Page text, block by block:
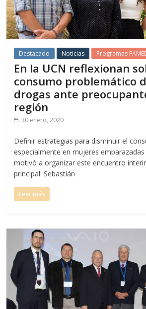
Destacado Noticias Programas
En la UCN reflexionan
consumo problemático
drogas ante
región
30 enero, 2020
Definir estrategias para disminuir el
especialmente en mujeres
motivó a organizar este encuentro
principal: Sebastián
Leer más